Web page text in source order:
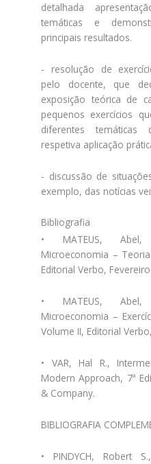
detalhada
temáticas e
principais resultados.
- resolução de
pelo docente, que
exposição teórica de
pequenos exercícios
diferentes
respetiva aplicação
- discussão de
exemplo, das notícias
Bibliografia
• MATEUS, Abel,
Microeconomia –
Editorial Verbo,
• MATEUS, Abel,
Microeconomia –
Volume II, Editorial
• VAR, Hal R.,
Modern Approach, 7ª
& Company.
BIBLIOGRAFIA
• PINDYCH, Robert